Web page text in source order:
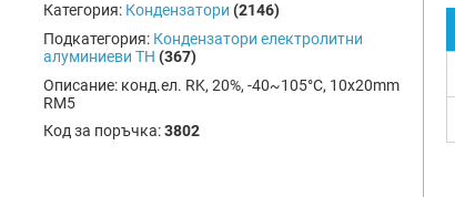
Категория: Кондензатори (2146)
Подкатегория: Кондензатори електролитни
алуминиеви TH (367)
Описание: конд.ел. RK, 20%, -40~105°C, 10x20mm
RM5
Код за поръчка:3802